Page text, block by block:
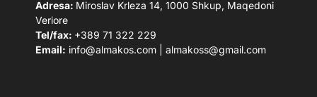
Adresa: Miroslav Krleza 14, 1000 Shkup, Maqedoni
Veriore
Tel/fax: +389 71 322 229
Email: info@almakos.com almakoss@gmail.com